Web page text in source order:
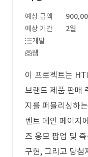
예상 금액
예상 기간
2일
개발
웹
이 프로젝트는
브랜드 제품 판매
지를 퍼블리싱하
벤트 메인 페이지
즈 응모 팝업 및
구현, 그리고 당첨